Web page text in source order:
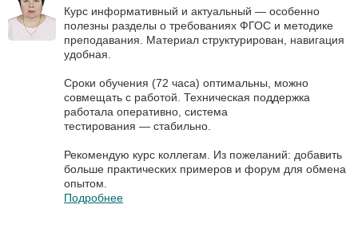
Курс информативный и актуальный — особенно
полезны разделы о требованиях ФГОС и методике
преподавания. Материал структурирован, навигация
удобная.
Сроки обучения (72 часа) оптимальны, можно
совмещать с работой. Техническая поддержка
работала оперативно, система
тестирования — стабильно.
Рекомендую курс коллегам. Из пожеланий: добавить
больше практических примеров и форум для обмена
опытом.
Подробнее